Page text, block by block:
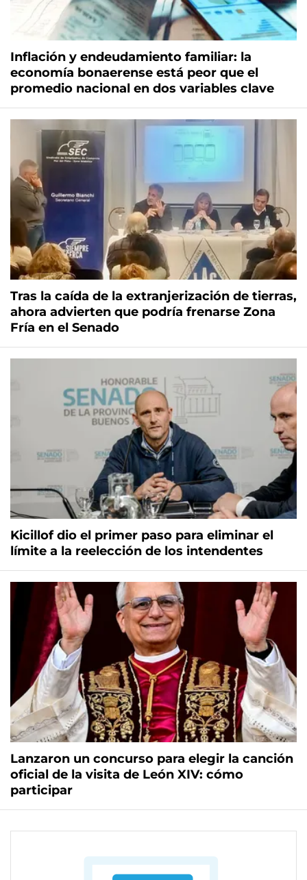
Inflación y endeudamiento familiar: la
economía bonaerense está peor que el
promedio nacional en dos variables clave
Tras la caída de la extranjerización de tierras,
ahora advierten que podría frenarse Zona
Fría en el Senado
Kicillof dio el primer paso para eliminar el
límite a la reelección de los intendentes
Lanzaron un concurso para elegir la canción
oficial de la visita de León XIV: cómo
participar